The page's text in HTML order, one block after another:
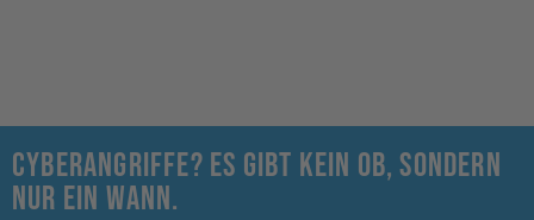
Cyberangriffe? Es gibt kein ob, sondern
nur ein wann.